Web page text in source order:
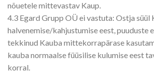
nõuetele mittevastav Kaup.
4.3 Egard Grupp OÜ ei vastuta: Ostja süül
halvenemise/kahjustumise eest, puuduste
tekkinud Kauba mittekorrapärase
kauba normaalse füüsilise kulumise eest
korral.